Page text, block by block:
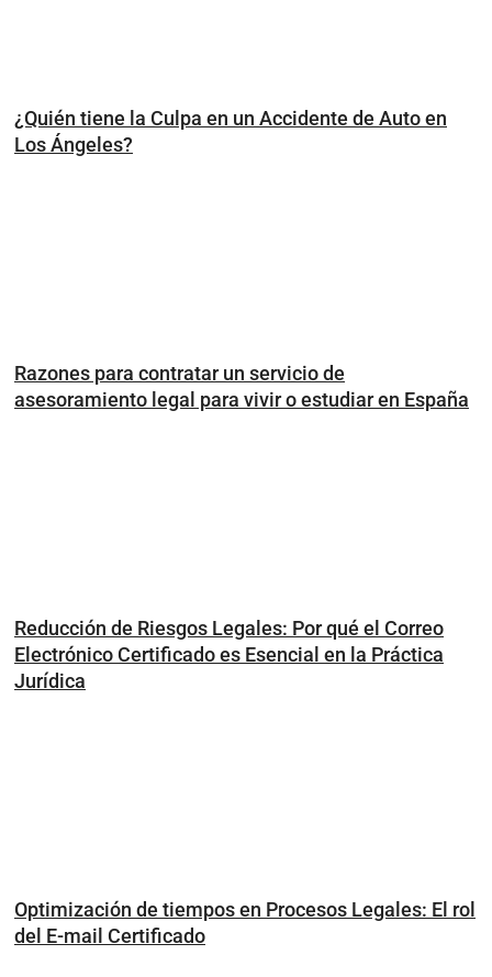
¿Quién tiene la Culpa en un Accidente de Auto en
Los Ángeles?
Razones para contratar un servicio de
asesoramiento legal para vivir o estudiar en España
Reducción de Riesgos Legales: Por qué el Correo
Electrónico Certificado es Esencial en la Práctica
Jurídica
Optimización de tiempos en Procesos Legales: El rol
del E-mail Certificado